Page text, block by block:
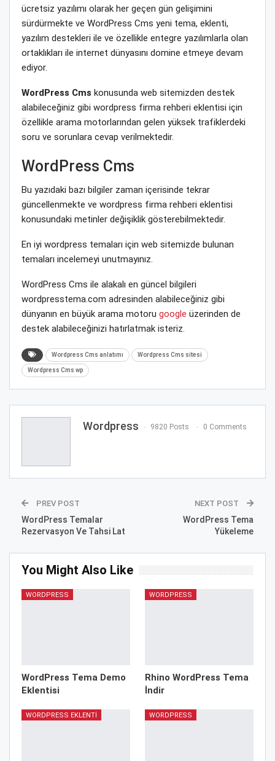
ücretsiz yazılımı olarak her geçen gün gelişimini
sürdürmekte ve WordPress Cms yeni tema, eklenti,
yazılım destekleri ile ve özellikle entegre yazılımlarla olan
ortaklıkları ile internet dünyasını domine etmeye devam
ediyor.
WordPress Cms konusunda web sitemizden destek
alabileceğiniz gibi wordpress firma rehberi eklentisi için
özellikle arama motorlarından gelen yüksek trafiklerdeki
soru ve sorunlara cevap verilmektedir.
WordPress Cms
Bu yazıdaki bazı bilgiler zaman içerisinde tekrar
güncellenmekte ve wordpress firma rehberi eklentisi
konusundaki metinler değişiklik gösterebilmektedir.
En iyi wordpress temaları için web sitemizde bulunan
temaları incelemeyi unutmayınız.
WordPress Cms ile alakalı en güncel bilgileri
wordpresstema.com adresinden alabileceğiniz gibi
dünyanın en büyük arama motoru google üzerinden de
destek alabileceğinizi hatırlatmak isteriz.
Wordpress Cms anlatımı Wordpress Cms sitesi
Wordpress Cms wp
Wordpress 9820 Posts 0 Comments
PREV POST
WordPress Temalar
Rezervasyon Ve Tahsi Lat
NEXT POST
WordPress Tema
Yükeleme
You Might Also Like
WORDPRESS
WordPress Tema Demo
Eklentisi
WORDPRESS
Rhino WordPress Tema
İndir
WORDPRESS EKLENTI WORDPRESS